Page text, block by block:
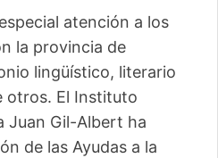
atención a los
la provincia de
lingüístico, literario
otros. El Instituto
Juan Gil-Albert ha
de las Ayudas a la